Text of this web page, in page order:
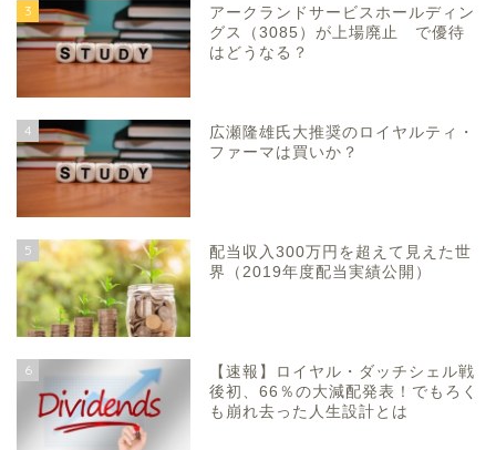
3
アークランドサービスホールディン
グス（3085）が上場廃止 で優待
はどうなる？
4
広瀬隆雄氏大推奨のロイヤルティ・
ファーマは買いか？
5
配当収入300万円を超えて見えた世
界（2019年度配当実績公開）
6
【速報】ロイヤル・ダッチシェル戦
後初、66％の大減配発表！でもろく
も崩れ去った人生設計とは